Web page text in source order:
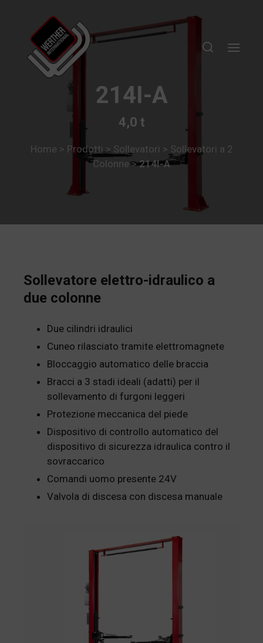
214I-A
4,0 t
Home > Prodotti > Sollevatori > Sollevatori a 2
Colonne>214I-A
Sollevatore elettro-idraulico a
due colonne
Due cilindri idraulici
Cuneo rilasciato tramite elettromagnete
Bloccaggio automatico delle braccia
Bracci a 3 stadi ideali (adatti) per il
sollevamento di furgoni leggeri
Protezione meccanica del piede
Dispositivo di controllo automatico del
dispositivo di sicurezza idraulica contro il
sovraccarico
Comandi uomo presente 24V
Valvola di discesa con discesa manuale